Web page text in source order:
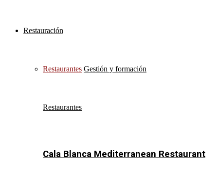
Restauración
Restaurantes Gestión y formación
Restaurantes
Cala Blanca Mediterranean Restaurant